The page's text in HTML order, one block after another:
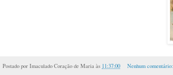
Postado por Imaculado Coração de Maria às 11:37:00 Nenhum comentário: